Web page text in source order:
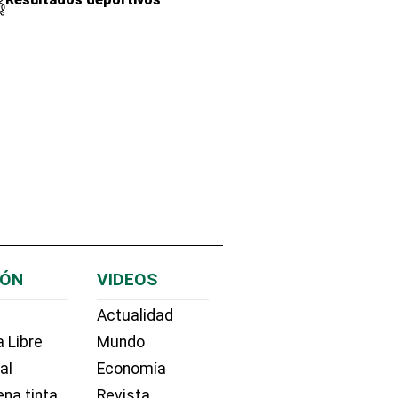
Libre
VIDEOS
Actualidad
Mundo
Economía